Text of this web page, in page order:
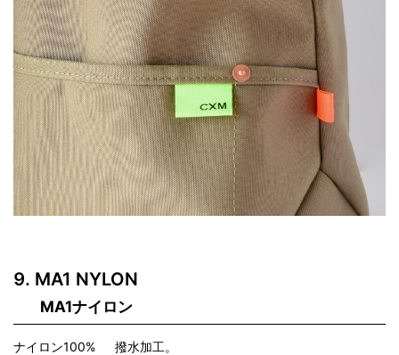
MA1 NYLON
MA1ナイロン
ナイロン100% 撥水加工。